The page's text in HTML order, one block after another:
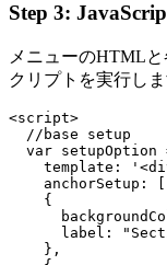
Step 3:
メニューのHTML
クリプトを実行しま
<script>
  //base setup
var setupOption
template:
    anchorSetup: [
    {
label:
    },